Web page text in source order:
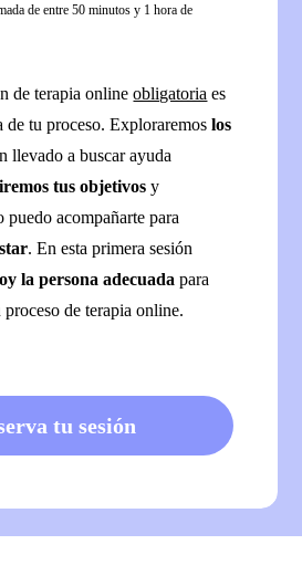
de entre 50 minutos y 1 hora de
de terapia onlineobligatoria es
de tu proceso. Exploraremoslos
llevado a buscar ayuda
tus objetivos y
puedo acompañarte para
. En esta primera sesión
la persona adecuada para
proceso de terapia online.
tu sesión